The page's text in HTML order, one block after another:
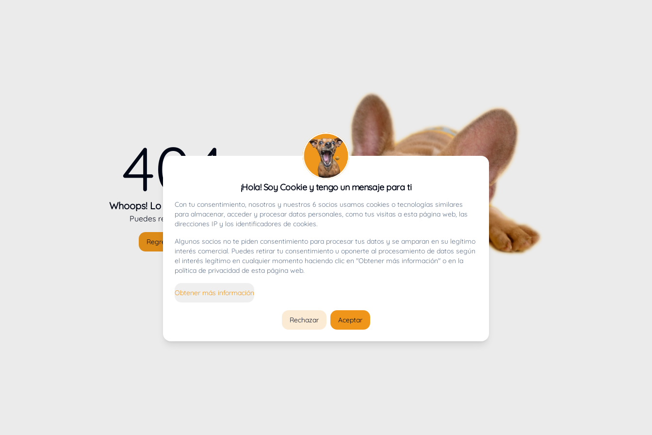
404
Whoops! Lo sentimos mucho.
Puedes regresar alinicio
Regresar al inicio
¡Hola! Soy Cookie y tengo un mensaje para ti
Con tu consentimiento, nosotros y nuestros 6 socios usamos cookies o tecnologías similares
para almacenar, acceder y procesar datos personales, como tus visitas a esta página web, las
direcciones IP y los identificadores de cookies.
Algunos socios no te piden consentimiento para procesar tus datos y se amparan en su legítimo
interés comercial. Puedes retirar tu consentimiento u oponerte al procesamiento de datos según
el interés legítimo en cualquier momento haciendo clic en "Obtener más información" o en la
política de privacidad de esta página web.
Obtener más información
Rechazar Aceptar